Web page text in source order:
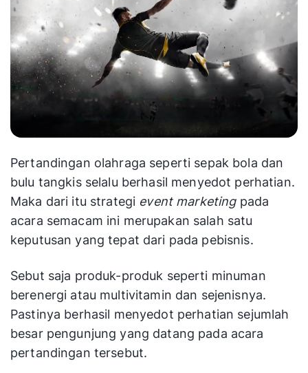
Pertandingan olahraga seperti sepak bola dan
bulu tangkis selalu berhasil menyedot perhatian.
Maka dari itu strategi event marketingpada
acara semacam ini merupakan salah satu
keputusan yang tepat dari pada pebisnis.
Sebut saja produk-produk seperti minuman
berenergi atau multivitamin dan sejenisnya.
Pastinya berhasil menyedot perhatian sejumlah
besar pengunjung yang datang pada acara
pertandingan tersebut.